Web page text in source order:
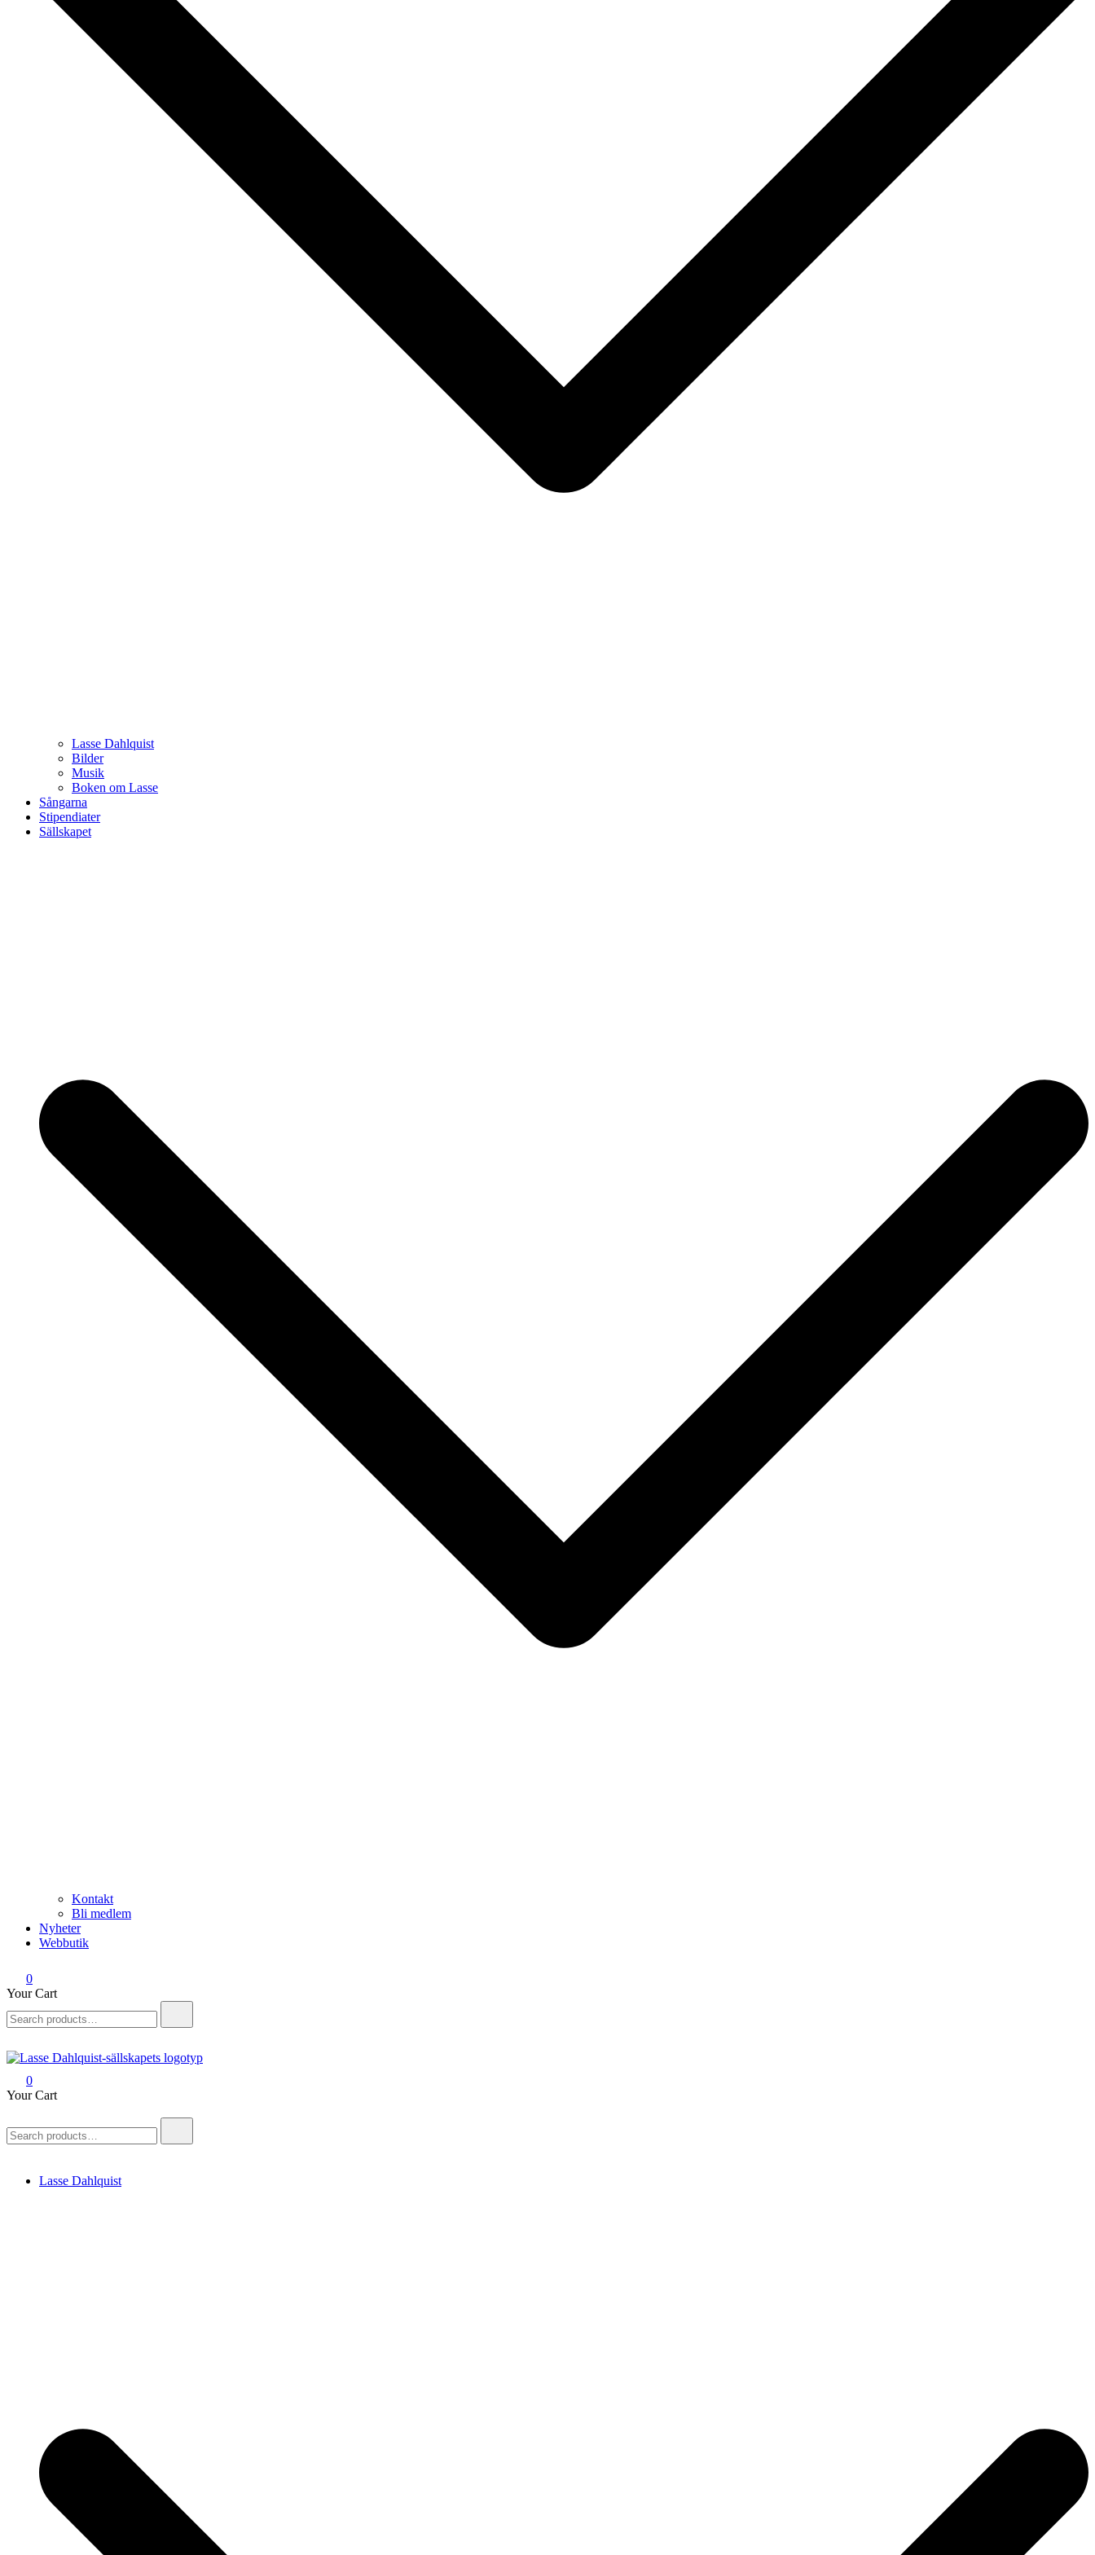
Lasse Dahlquist
Bilder
Musik
Boken om Lasse
Sångarna
Stipendiater
Sällskapet
Kontakt
Bli medlem
Nyheter
Webbutik
0
Your Cart
for:
Lasse Dahlquist-sällskapet
Allt om Lasse Dahlquist – kompositör, musiker, artist, kåsör och skådespelare
0
Your Cart
for:
Lasse Dahlquist